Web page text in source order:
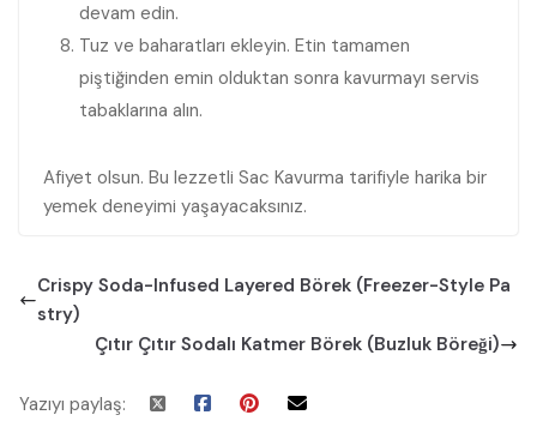
devam edin.
Tuz ve baharatları ekleyin. Etin tamamen
piştiğinden emin olduktan sonra kavurmayı servis
tabaklarına alın.
Afiyet olsun. Bu lezzetli Sac Kavurma tarifiyle harika bir
yemek deneyimi yaşayacaksınız.
Crispy Soda-Infused Layered Börek (Freezer-Style Pa
stry)
Çıtır Çıtır Sodalı Katmer Börek (Buzluk Böreği)
Yazıyı paylaş: